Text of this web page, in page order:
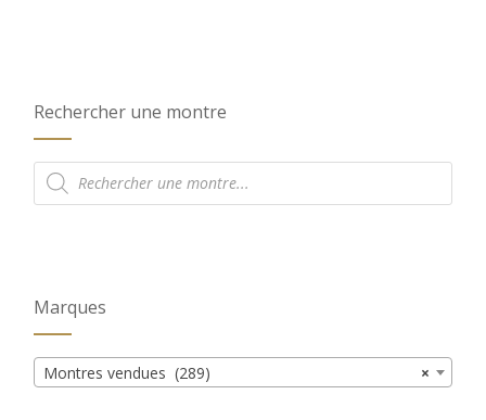
Rechercher une montre
Recherche
de
produits
Marques
×
Montres vendues (289)